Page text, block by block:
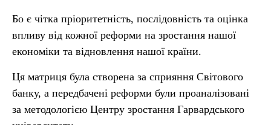
Бо є чітка пріоритетність, послідовність та оцінка
впливу від кожної реформи на зростання нашої
економіки та відновлення нашої країни.
Ця матриця була створена за сприяння Світового
банку, а передбачені реформи були проаналізовані
за методологією Центру зростання Гарвардського